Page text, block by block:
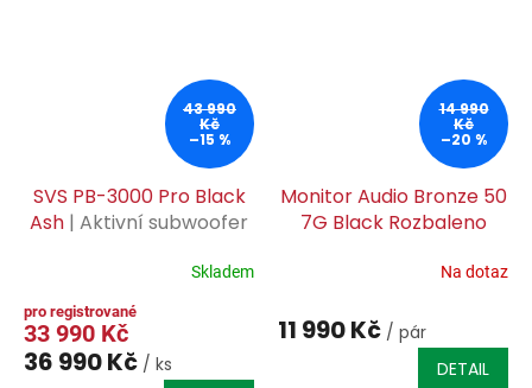
43 990
Kč
–15 %
SVS PB-3000 Pro Black
Ash | Aktivní subwoofer
CZ SERVIS ZÁRUKA |
Skladem
33 990 Kč
36 990 Kč / ks
14 990
Kč
–20 %
Monitor Audio Bronze 50
7G Black Rozbaleno
Na dotaz
11 990 Kč / pár
DETAIL